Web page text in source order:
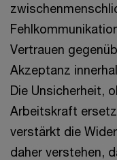
Vertrauen
Akzeptanz
Die Unsicherheit,
Arbeitskraft
verstärkt die
daher verstehen,